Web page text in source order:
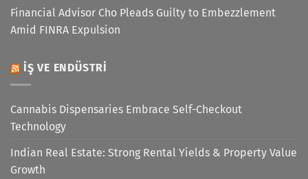
Financial Advisor Cho Pleads Guilty to Embezzlement
Amid FINRA Expulsion
İŞ VE ENDÜSTRI
Cannabis Dispensaries Embrace Self-Checkout
Technology
Indian Real Estate: Strong Rental Yields & Property Value
Growth